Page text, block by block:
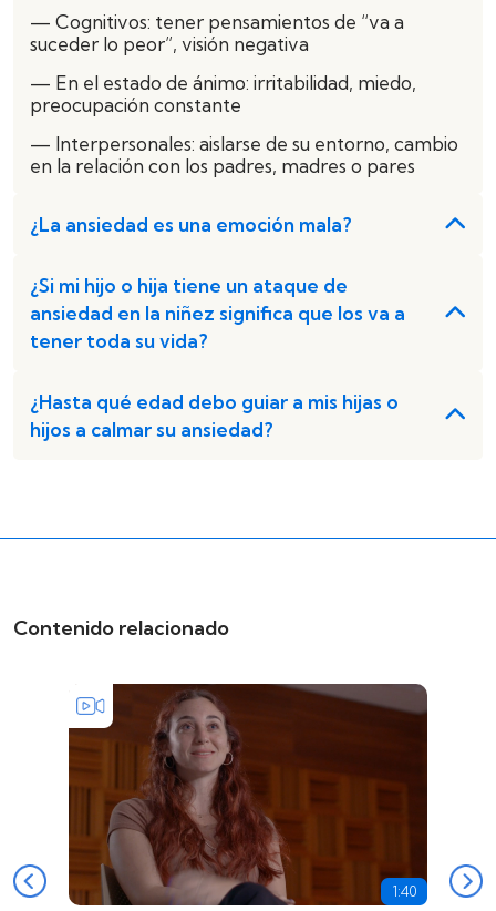
— Cognitivos: tener pensamientos de “va a
suceder lo peor”, visión negativa
— En el estado de ánimo: irritabilidad, miedo,
preocupación constante
— Interpersonales: aislarse de su entorno, cambio
en la relación con los padres, madres o pares
¿La ansiedad es una emoción mala?
¿Si mi hijo o hija tiene un ataque de
ansiedad en la niñez significa que los va a
tener toda su vida?
¿Hasta qué edad debo guiar a mis hijas o
hijos a calmar su ansiedad?
Contenido relacionado
1:40